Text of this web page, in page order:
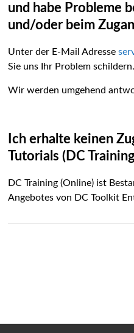
und habe Probleme
und/oder beim
Unter der E-Mail Adresse
Sie uns Ihr Problem schildern.
Wir werden umgehend
Ich erhalte keinen
Tutorials (DC
DC Training (Online) ist
Angebotes von DC Toolkit